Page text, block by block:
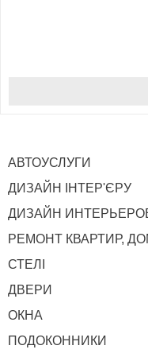
АВТОУСЛУГИ
ДИЗАЙН ІНТЕР'ЄРУ
ДИЗАЙН
РЕМОНТ КВАРТИР,
СТЕЛІ
ДВЕРИ
ОКНА
ПОДОКОННИКИ